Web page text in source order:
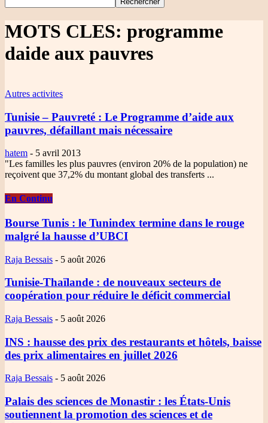
MOTS CLES: programme
daide aux pauvres
Autres activites
Tunisie – Pauvreté : Le Programme d’aide aux
pauvres, défaillant mais nécessaire
hatem - 5 avril 2013
"Les familles les plus pauvres (environ 20% de la population) ne
reçoivent que 37,2% du montant global des transferts ...
En Continu
Bourse Tunis : le Tunindex termine dans le rouge
malgré la hausse d’UBCI
Raja Bessais - 5 août 2026
Tunisie-Thaïlande : de nouveaux secteurs de
coopération pour réduire le déficit commercial
Raja Bessais - 5 août 2026
INS : hausse des prix des restaurants et hôtels, baisse
des prix alimentaires en juillet 2026
Raja Bessais - 5 août 2026
Palais des sciences de Monastir : les États-Unis
soutiennent la promotion des sciences et de